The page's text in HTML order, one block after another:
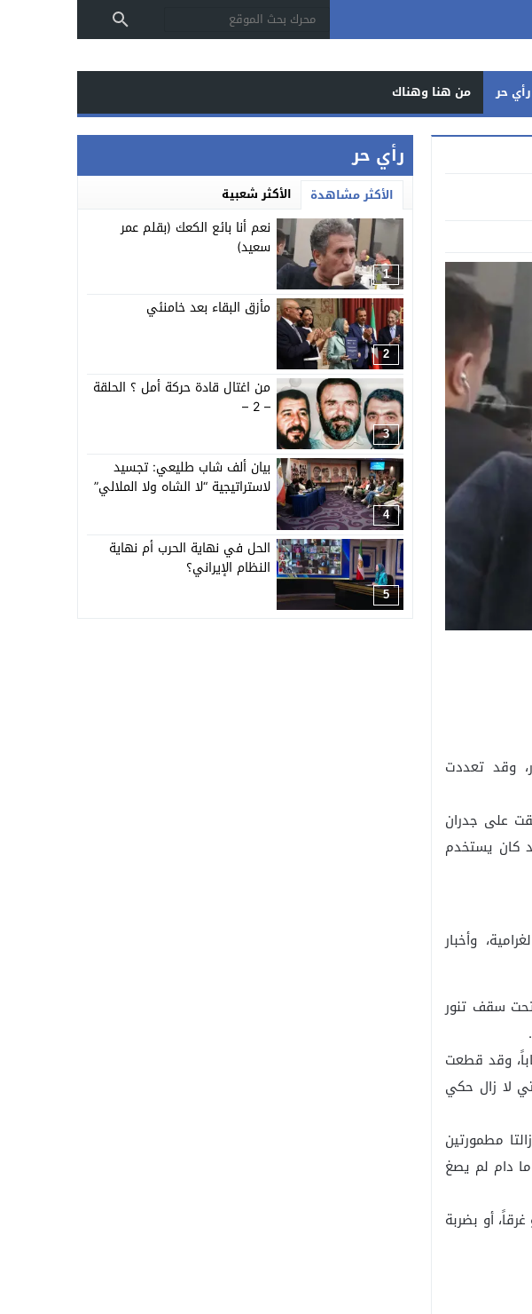
رأي حر من هنا وهناك
وقد تعددت
على جدران
كان يستخدم
وأخبار
سقف تنور
وقد قطعت
لا زال حكي
مطمورتين
دام لم يصغ
أو بضربة
رأي حر
الأكثر مشاهدة الأكثر شعبية
1
نعم أنا بائع الكعك (بقلم عمر
سعيد)
2
مأزق البقاء بعد خامنئي
3
من اغتال قادة حركة أمل ؟ الحلقة
– 2 –
4
بيان ألف شاب طليعي: تجسيد
لاستراتيجية “لا الشاه ولا الملالي”
5
الحل في نهاية الحرب أم نهاية
النظام الإيراني؟